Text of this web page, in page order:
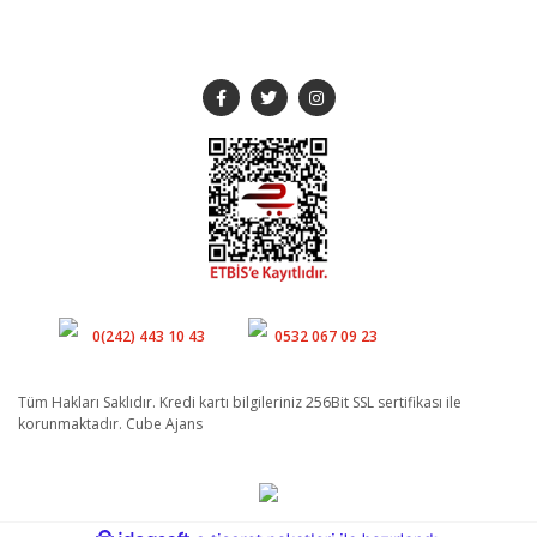
Derinlik
cm
0(242) 443 10 43
0532 067 09 23
Tüm Hakları Saklıdır. Kredi kartı bilgileriniz 256Bit SSL sertifikası ile
korunmaktadır. Cube Ajans